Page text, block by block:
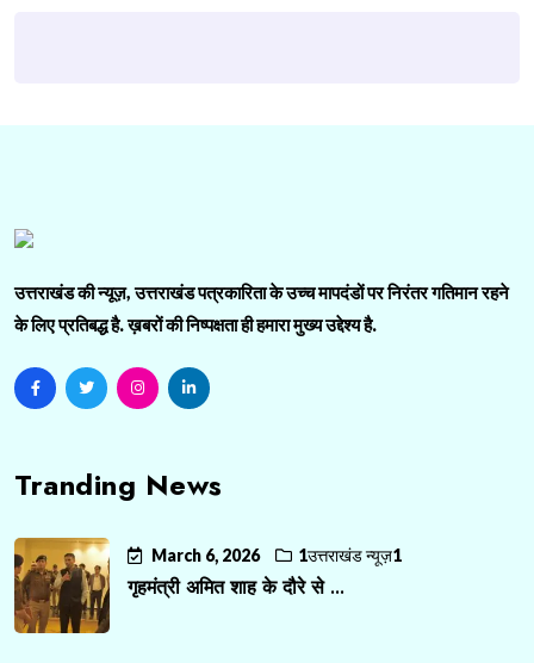
उत्तराखंड की न्यूज़, उत्तराखंड पत्रकारिता के उच्च मापदंडों पर निरंतर गतिमान रहने
के लिए प्रतिबद्ध है. ख़बरों की निष्पक्षता ही हमारा मुख्य उद्देश्य है.
Tranding News
March 6, 2026 1उत्तराखंड न्यूज़1
गृहमंत्री अमित शाह के दौरे से ...